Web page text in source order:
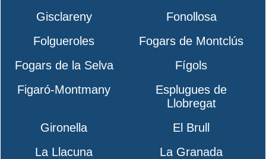
Gisclareny
Fonollosa
Folgueroles
Fogars de Montclús
Fogars de la Selva
Fígols
Figaró-Montmany
Esplugues de
Llobregat
Gironella
El Brull
La Llacuna
La Granada